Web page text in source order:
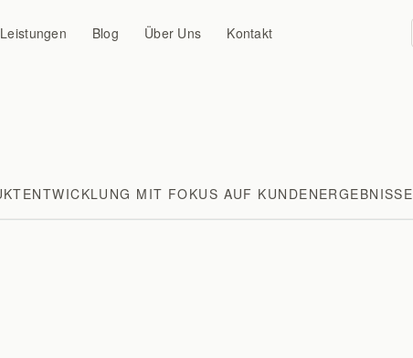
Leistungen Blog Über Uns Kontakt
MIT FOKUS AUF KUNDENERGEBNISSE